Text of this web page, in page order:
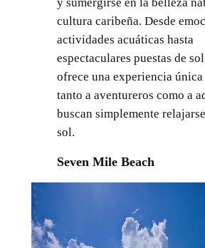
y sumergirse en la belleza
cultura caribeña. Desde
actividades acuáticas hasta
espectaculares puestas de
ofrece una experiencia única
tanto a aventureros como a
buscan simplemente
sol.
Seven Mile Beach